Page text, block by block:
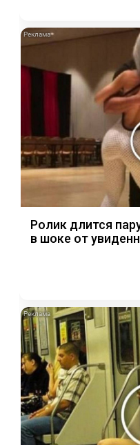
Ролик длится
в шоке от